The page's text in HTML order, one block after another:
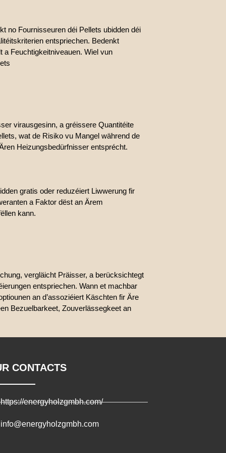
no Fournisseuren déi Pellets ubidden déi
entspriechen. Bedenkt
a Feuchtigkeitniveauen. Wiel vun
virausgesinn, a gréissere Quantitéite
wat de Risiko vu Mangel während de
Heizungsbedürfnisser entsprécht.
gratis oder reduzéiert Liwwerung fir
a Faktor dëst an Ärem
kann.
vergläicht Präisser, a berücksichtegt
entspriechen. Wann et machbar
an d’assoziéiert Käschten fir Äre
Bezuelbarkeet, Zouverlässegkeet an
CONTACTS
https://energyholzgmbh.com/
info@energyholzgmbh.com